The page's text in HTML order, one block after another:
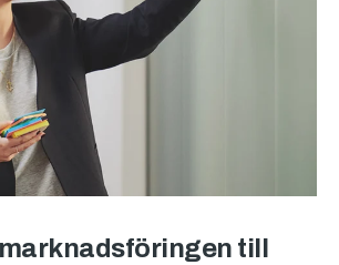
till